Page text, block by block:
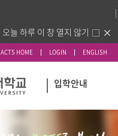
오늘 하루 이 창 열지 않기
ACTS HOME LOGIN ENGLISH
입학안내